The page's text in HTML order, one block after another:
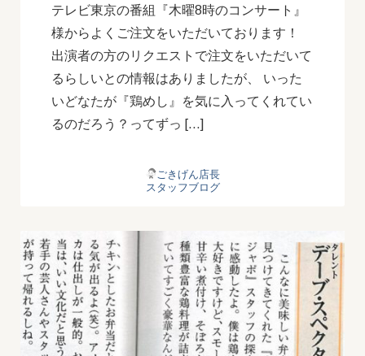
テレビ東京の番組『木曜8時のコンサート』
様からよくご注文をいただいております！
出演者の方のリクエストで注文をいただいて
るらしいとの情報はありましたが、 いった
いどなたが『鶏めし』を気に入ってくれてい
るのだろう？ってずっ […]
ごきげん店長
スタッフブログ